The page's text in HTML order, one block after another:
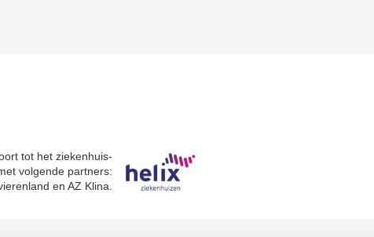
tot het ziekenhuis-
volgende partners:
en AZ Klina.